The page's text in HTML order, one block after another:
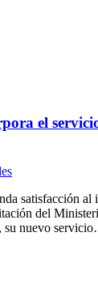
el
satisfacción al
del
su nuevo